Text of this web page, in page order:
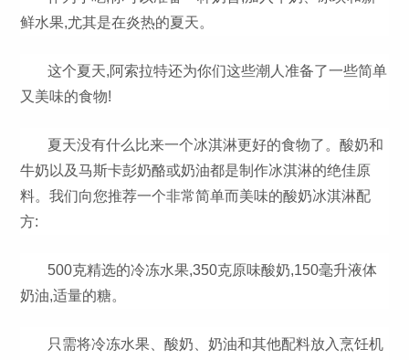
鲜水果,尤其是在炎热的夏天。
这个夏天,阿索拉特还为你们这些潮人准备了一些简单
又美味的食物!
夏天没有什么比来一个冰淇淋更好的食物了。酸奶和
牛奶以及马斯卡彭奶酪或奶油都是制作冰淇淋的绝佳原
料。我们向您推荐一个非常简单而美味的酸奶冰淇淋配
方:
500克精选的冷冻水果,350克原味酸奶,150毫升液体
奶油,适量的糖。
只需将冷冻水果、酸奶、奶油和其他配料放入烹饪机